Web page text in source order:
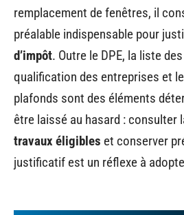
remplacement de fenêtres, il
préalable indispensable pour
d’impôt. Outre le DPE, la liste
qualification des entreprises et
plafonds sont des éléments
être laissé au hasard : consulter
travaux éligibles et conserver
justificatif est un réflexe à